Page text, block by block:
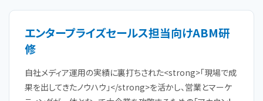
エンタープライズセールス担当向けABM研
修
自社メディア運用の実績に裏打ちされた<strong>「現場で成
果を出してきたノウハウ」</strong>を活かし、営業とマーケ